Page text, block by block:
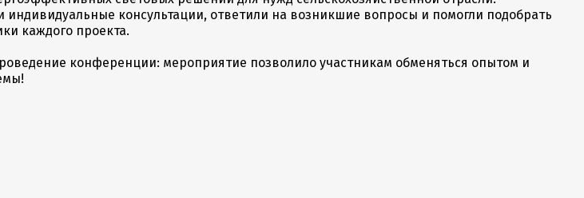
консультации, ответили на возникшие вопросы и помогли подобрать
каждого проекта.
конференции: мероприятие позволило участникам обменяться опытом и